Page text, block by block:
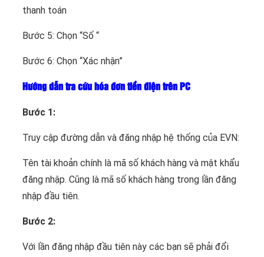
thanh toán
Bước 5: Chọn “Số “
Bước 6: Chọn “Xác nhận”
Hướng dẫn tra cứu hóa đơn tiền điện trên PC
Bước 1:
Truy cập đường dẫn và đăng nhập hệ thống của EVN:
Tên tài khoản chính là mã số khách hàng và mật khẩu
đăng nhập. Cũng là mã số khách hàng trong lần đăng
nhập đầu tiên.
Bước 2:
Với lần đăng nhập đầu tiên này các bạn sẽ phải đổi